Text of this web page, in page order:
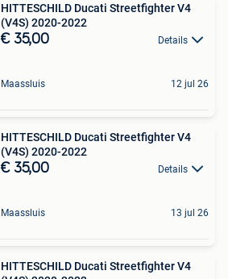
HITTESCHILD Ducati Streetfighter V4
(V4S) 2020-2022
€ 35,00 Details
Maassluis 12 jul 26
HITTESCHILD Ducati Streetfighter V4
(V4S) 2020-2022
€ 35,00 Details
Maassluis 13 jul 26
HITTESCHILD Ducati Streetfighter V4